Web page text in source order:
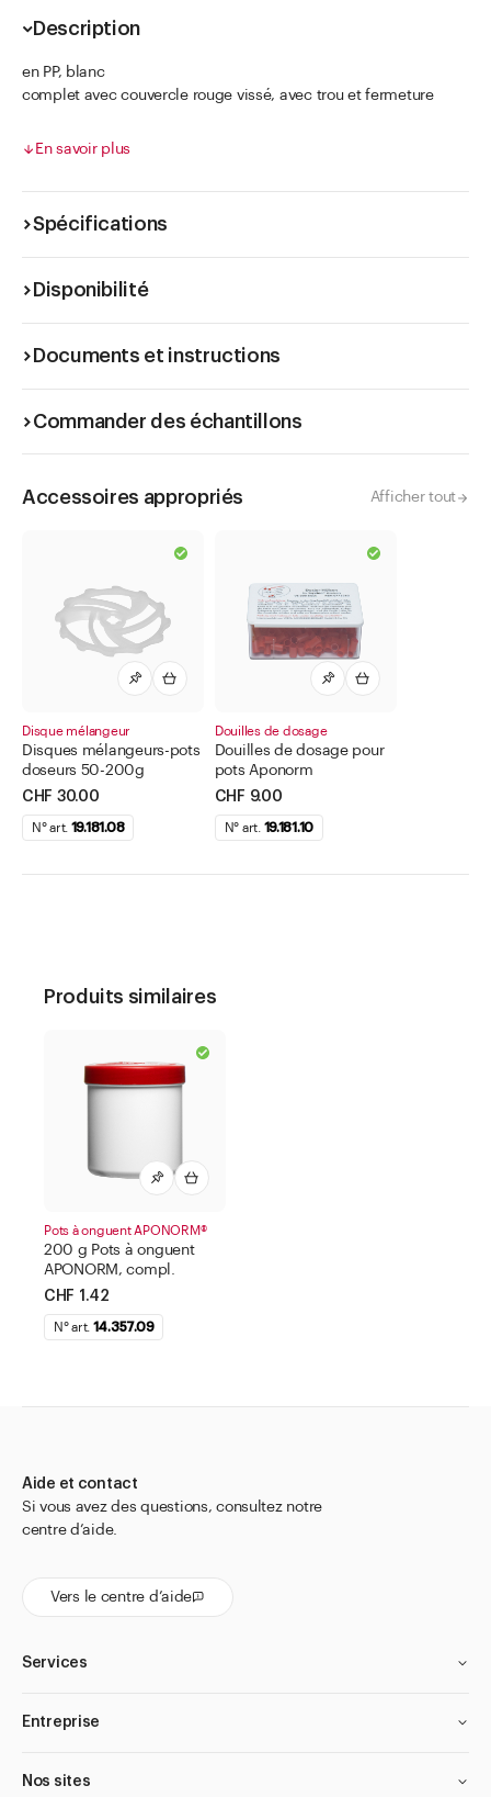
Description
en PP, blanc
complet avec couvercle rouge vissé, avec trou et fermeture
avec anneau de sécurité
En savoir plus
Spécifications
Disponibilité
Documents et instructions
Commander des échantillons
Accessoires appropriés Afficher tout
Disque mélangeur
Disques mélangeurs-pots
doseurs 50-200g
CHF 30.00
N° art. 19.181.08
Douilles de dosage
Douilles de dosage pour
pots Aponorm
CHF 9.00
N° art. 19.181.10
Produits similaires
Pots à onguent APONORM®
200 g Pots à onguent
APONORM, compl.
CHF 1.42
N° art. 14.357.09
Aide et contact
Si vous avez des questions, consultez notre
centre d’aide.
Vers le centre d’aide
Services
Entreprise
Nos sites